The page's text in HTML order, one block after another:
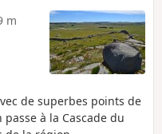
m
de superbes points de
à la Cascade du